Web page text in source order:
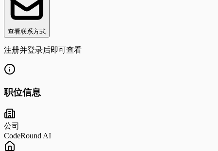
查看联系方式
注册并登录后即可查看
职位信息
公司
CodeRound AI